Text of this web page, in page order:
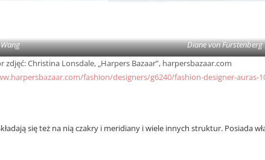
Diane von Furstenberg
zdjęć: Christina Lonsdale, „Harpers Bazaar”, harpersbazaar.com
fashion/designers/g6240/fashion-designer-auras-
się też na nią czakry i meridiany i wiele innych struktur. Posiada